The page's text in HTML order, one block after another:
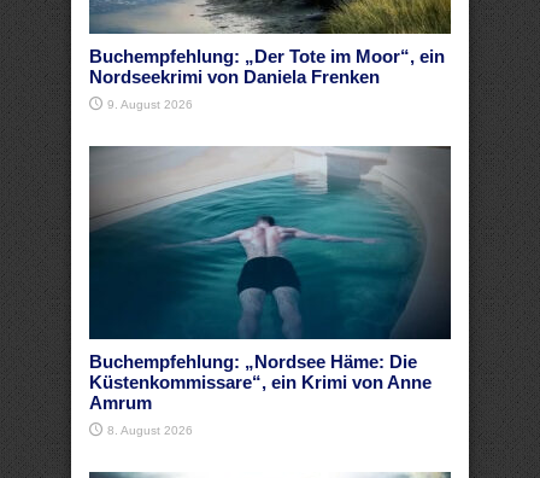
Buchempfehlung: „Der Tote im Moor“, ein
Nordseekrimi von Daniela Frenken
9. August 2026
Buchempfehlung: „Nordsee Häme: Die
Küstenkommissare“, ein Krimi von Anne
Amrum
8. August 2026